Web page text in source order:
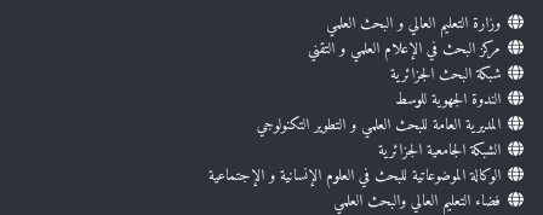
وزارة التعليم العالي و البحث العلمي
مركز البحث في الإعلام العلمي و التقني
شبكة البحث الجزائرية
الندوة الجهوية للوسط
المديرية العامة للبحث العلمي و التطوير التكنولوجي
الشبكة الجامعية الجزائرية
الوكالة الموضوعاتية للبحث في العلوم الإنسانية و الإجتماعية
فضاء التعليم العالي والبحث العلمي